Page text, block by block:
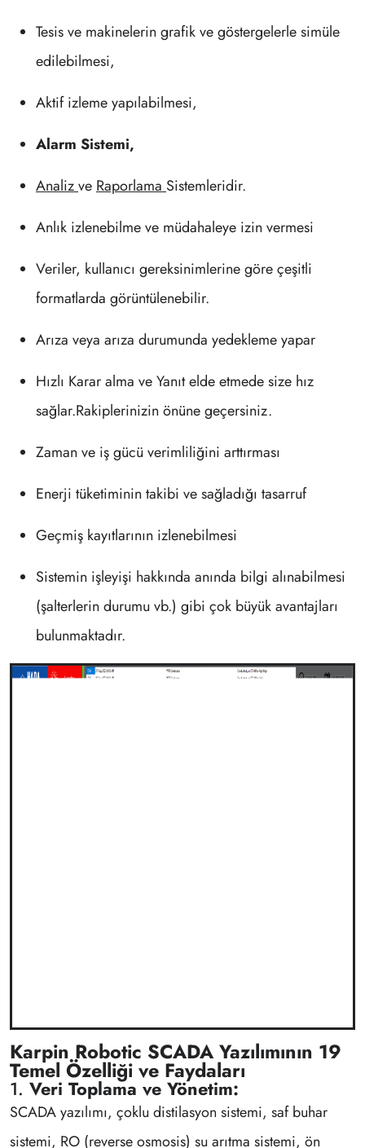
Tesis ve makinelerin grafik ve göstergelerle simüle
edilebilmesi,
Aktif izleme yapılabilmesi,
Alarm Sistemi,
Analizve Raporlama Sistemleridir.
Anlık izlenebilme ve müdahaleye izin vermesi
Veriler, kullanıcı gereksinimlerine göre çeşitli
formatlarda görüntülenebilir.
Arıza veya arıza durumunda yedekleme yapar
Hızlı Karar alma ve Yanıt elde etmede size hız
sağlar.Rakiplerinizin önüne geçersiniz.
Zaman ve iş gücü verimliliğini arttırması
Enerji tüketiminin takibi ve sağladığı tasarruf
Geçmiş kayıtlarının izlenebilmesi
Sistemin işleyişi hakkında anında bilgi alınabilmesi
(şalterlerin durumu vb.) gibi çok büyük avantajları
bulunmaktadır.
Karpin Robotic SCADA Yazılımının 19
Temel Özelliği ve Faydaları
1. Veri Toplama ve Yönetim:
SCADA yazılımı, çoklu distilasyon sistemi, saf buhar
sistemi, RO (reverse osmosis) su arıtma sistemi, ön